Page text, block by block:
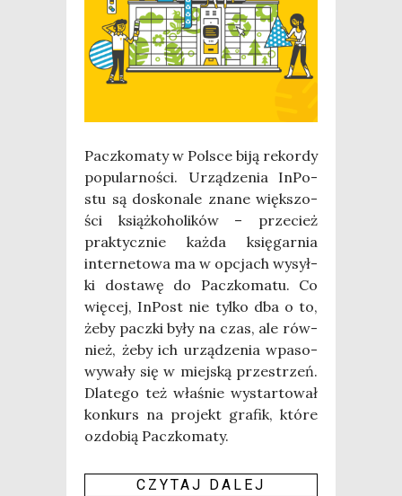
Pacz­ko­ma­ty w Pol­sce biją rekor­dy
popu­lar­no­ści. Urzą­dze­nia InPo­
stu są dosko­na­le zna­ne więk­szo­
ści książ­ko­ho­li­ków – prze­cież
prak­tycz­nie każ­da księ­gar­nia
inter­ne­to­wa ma w opcjach wysył­
ki dosta­wę do Pacz­ko­ma­tu. Co
wię­cej, InPost nie tyl­ko dba o to,
żeby pacz­ki były na czas, ale rów­
nież, żeby ich urzą­dze­nia wpa­so­
wy­wa­ły się w miej­ską prze­strzeń.
Dla­te­go też wła­śnie wystar­to­wał
kon­kurs na pro­jekt gra­fik, któ­re
ozdo­bią Pacz­ko­ma­ty.
CZY­TAJ DALEJ